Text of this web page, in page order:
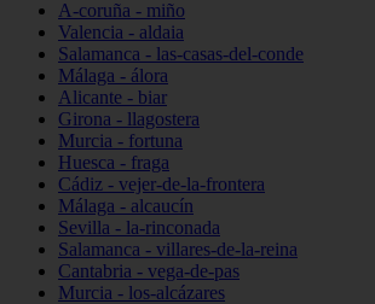
A-coruña - miño
Valencia - aldaia
Salamanca - las-casas-del-conde
Málaga - álora
Alicante - biar
Girona - llagostera
Murcia - fortuna
Huesca - fraga
Cádiz - vejer-de-la-frontera
Málaga - alcaucín
Sevilla - la-rinconada
Salamanca - villares-de-la-reina
Cantabria - vega-de-pas
Murcia - los-alcázares